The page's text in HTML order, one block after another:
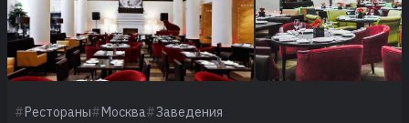
Рестораны Москва Заведения